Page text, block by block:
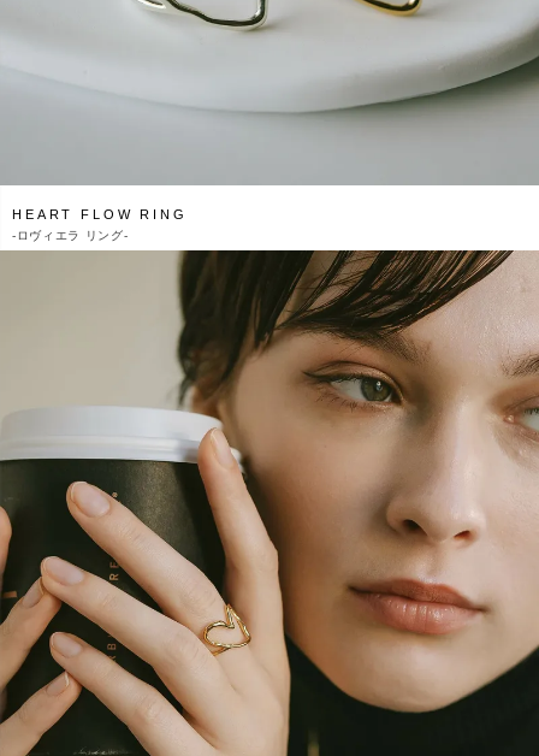
HEART FLOW RING
- ロヴィエラ リング-